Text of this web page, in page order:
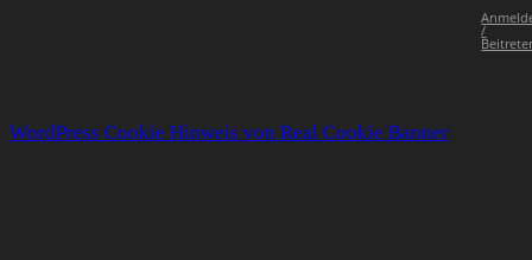
/
WordPress Cookie Hinweis von Real Cookie Banner